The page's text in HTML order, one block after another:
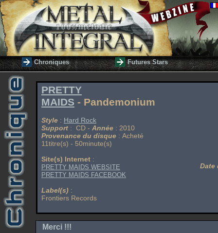
Chroniques Futures Stars
PRETTY
MAIDS - Pandemonium
Style : Hard Rock
Support : CD - Année : 2010
Provenance du disque : Acheté
11titre(s) - 50minute(s)
Site(s) Internet :
PRETTY MAIDS WEBSITE
PRETTY MAIDS FACEBOOK
Label(s) :
Frontiers Records
Date
Merci !!!